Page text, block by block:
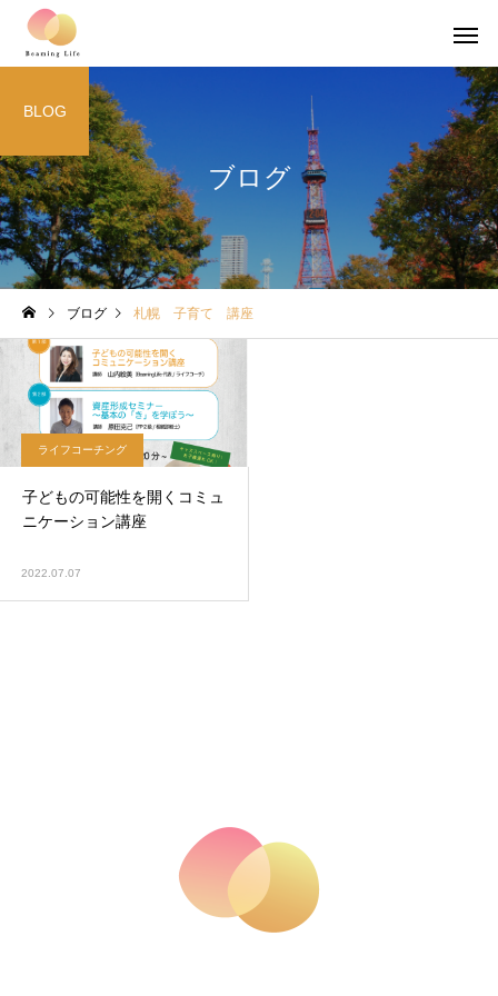
ブログ
BLOG
ブログ 札幌 子育て 講座
ライフコーチング
子どもの可能性を開くコミュ
ニケーション講座
2022.07.07